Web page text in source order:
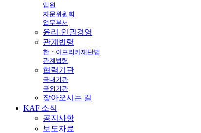
임원
자문위원회
업무부서
윤리·인권경영
관계법령
한ㆍ아프리카재단법
관계법령
협력기관
국내기관
국외기관
찾아오시는 길
KAF 소식
공지사항
보도자료